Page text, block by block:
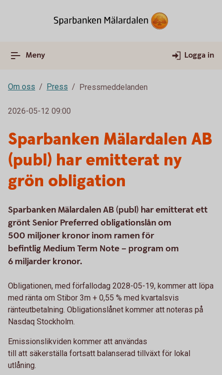
Meny Logga in
Om oss Press Pressmeddelanden
2026-05-12 09:00
Sparbanken Mälardalen AB
(publ) har emitterat ny
grön obligation
Sparbanken Mälardalen AB (publ) har emitterat ett
grönt Senior Preferred obligationslån om
500 miljoner kronor inom ramen för
befintlig Medium Term Note – program om
6 miljarder kronor.
Obligationen, med förfallodag 2028-05-19, kommer att löpa
med ränta om Stibor 3m + 0,55 % med kvartalsvis
ränteutbetalning. Obligationslånet kommer att noteras på
Nasdaq Stockholm.
Emissionslikviden kommer att användas
till att säkerställa fortsatt balanserad tillväxt för lokal
utlåning.